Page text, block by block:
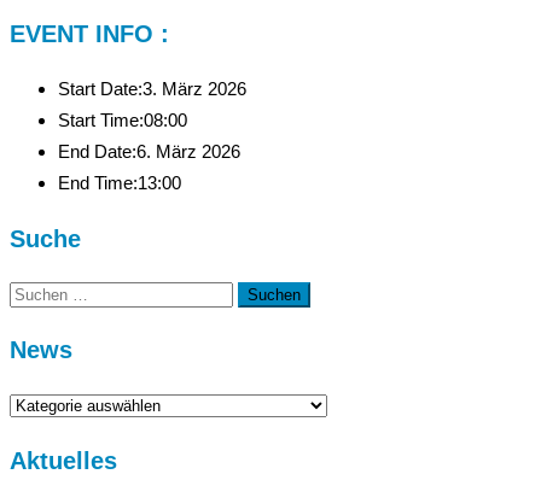
EVENT INFO :
Start Date:3. März 2026
Start Time:08:00
End Date:6. März 2026
End Time:13:00
Suche
Suchen
News
News
Aktuelles